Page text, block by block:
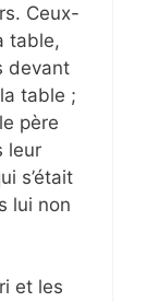
Ceux-
table,
devant
table ;
père
leur
s’était
lui non
et les